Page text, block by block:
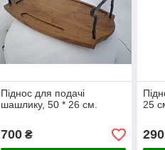
Піднос для подачі
шашлику, 50 * 26 см.
700₴
25
290